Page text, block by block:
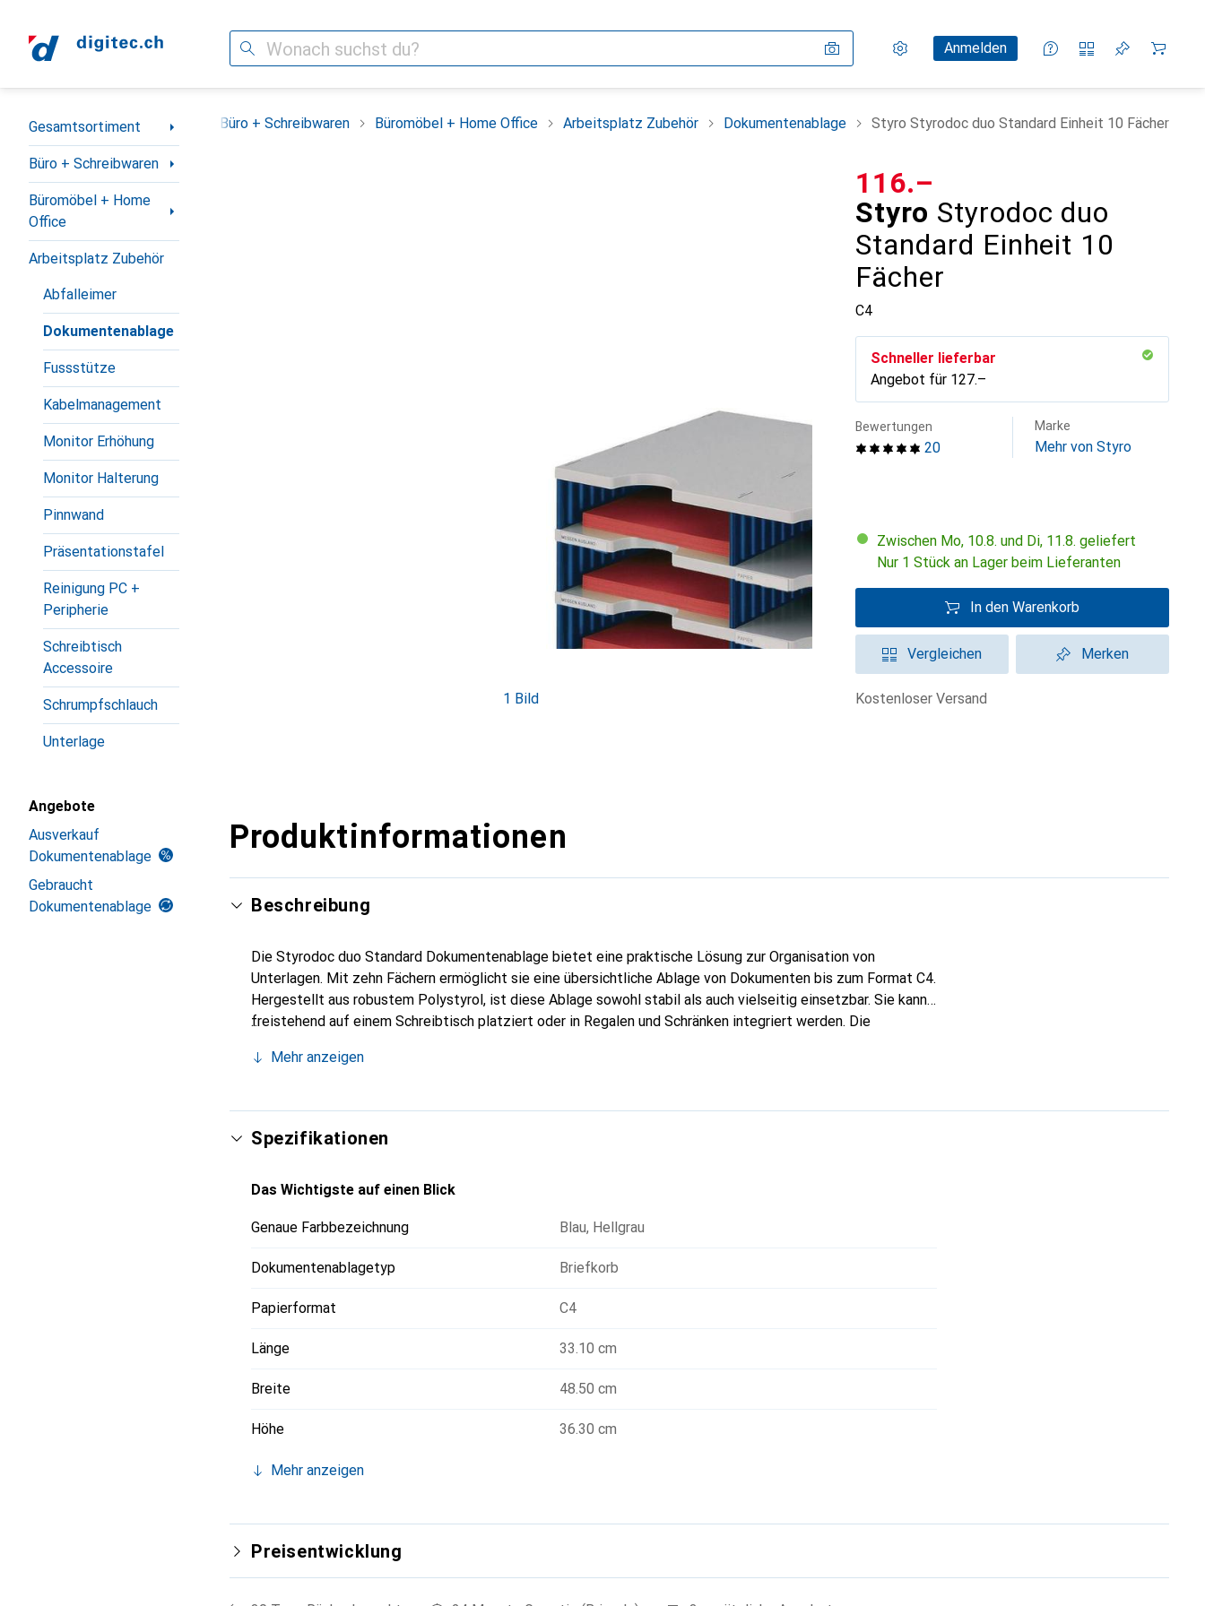
Suche Einstellungen
KundenkontoAnmelden
Vergleichslisten
Merklisten
Warenkorb
Navigation nach Kategorien
Gesamtsortiment
Büro + Schreibwaren
Büromöbel + Home
Office
Arbeitsplatz Zubehör
Abfalleimer
Dokumentenablage
Fussstütze
Kabelmanagement
Monitor Erhöhung
Monitor Halterung
Pinnwand
Präsentationstafel
Reinigung PC +
Peripherie
Schreibtisch
Accessoire
Schrumpfschlauch
Unterlage
Angebote
Ausverkauf
Dokumentenablage
Gebraucht
Dokumentenablage
Gesamtsortiment Büro + Schreibwaren Büromöbel + Home Office Arbeitsplatz Zubehör Dokumentenablage Styro Styrodoc duo Standard Einheit 10 Fächer
1 Bild
Styro Styrodoc duo
Standard Einheit 10
Fächer
C4
CHF
116.–
Schneller lieferbar
Angebot für CHF
127.–
20
Bewertungen Marke
Mehr von Styro
Zwischen Mo, 10.8. und Di, 11.8. geliefert
Nur 1 Stück an Lager beim Lieferanten
In den Warenkorb
Vergleichen Merken
kostenloser Versand
Produktinformationen
Beschreibung
Die Styrodoc duo Standard Dokumentenablage bietet eine praktische Lösung zur Organisation von
Unterlagen. Mit zehn Fächern ermöglicht sie eine übersichtliche Ablage von Dokumenten bis zum Format C4.
Hergestellt aus robustem Polystyrol, ist diese Ablage sowohl stabil als auch vielseitig einsetzbar. Sie kann
freistehend auf einem Schreibtisch platziert oder in Regalen und Schränken integriert werden. Die
Zudem werden Etiketten für die einzelnen Fächer mitgeliefert, um eine einfache Kennzeichnung und
die Wert auf Ordnung und Funktionalität legen.
Mehr anzeigen
Spezifikationen
Das Wichtigste auf einen Blick
Genaue Farbbezeichnung Blau, Hellgrau
Dokumentenablagetyp Briefkorb
Papierformat C4
Länge 33.10 cm
Breite 48.50 cm
Höhe 36.30 cm
Mehr anzeigen
Preisentwicklung